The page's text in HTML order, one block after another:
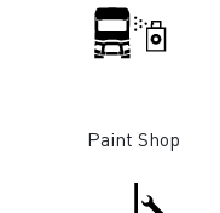
Paint Shop